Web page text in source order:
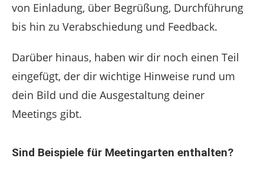
von Einladung, über Begrüßung, Durchführung
bis hin zu Verabschiedung und Feedback.
Darüber hinaus, haben wir dir noch einen Teil
eingefügt, der dir wichtige Hinweise rund um
dein Bild und die Ausgestaltung deiner
Meetings gibt.
Sind Beispiele für Meetingarten enthalten?